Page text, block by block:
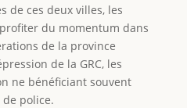
de ces deux villes, les
du momentum dans
de la province
de la GRC, les
ne bénéficiant souvent
police.